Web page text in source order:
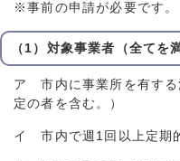
※事前の申請が必要です。
（1）対象事業者（全て
ア 市内に事業所を有する
定の者を含む。）
イ 市内で週1回以上定期